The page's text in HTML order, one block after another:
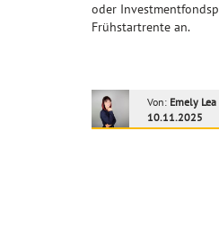
oder
Frühstartrente an.
Von: Emely
10.11.2025